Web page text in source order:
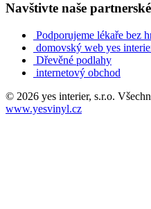
Navštivte naše
Podporujeme lékaře bez
domovský web yes
Dřevěné podlahy
internetový obchod
© 2026 yes interier, s.r.o.
www.yesvinyl.cz